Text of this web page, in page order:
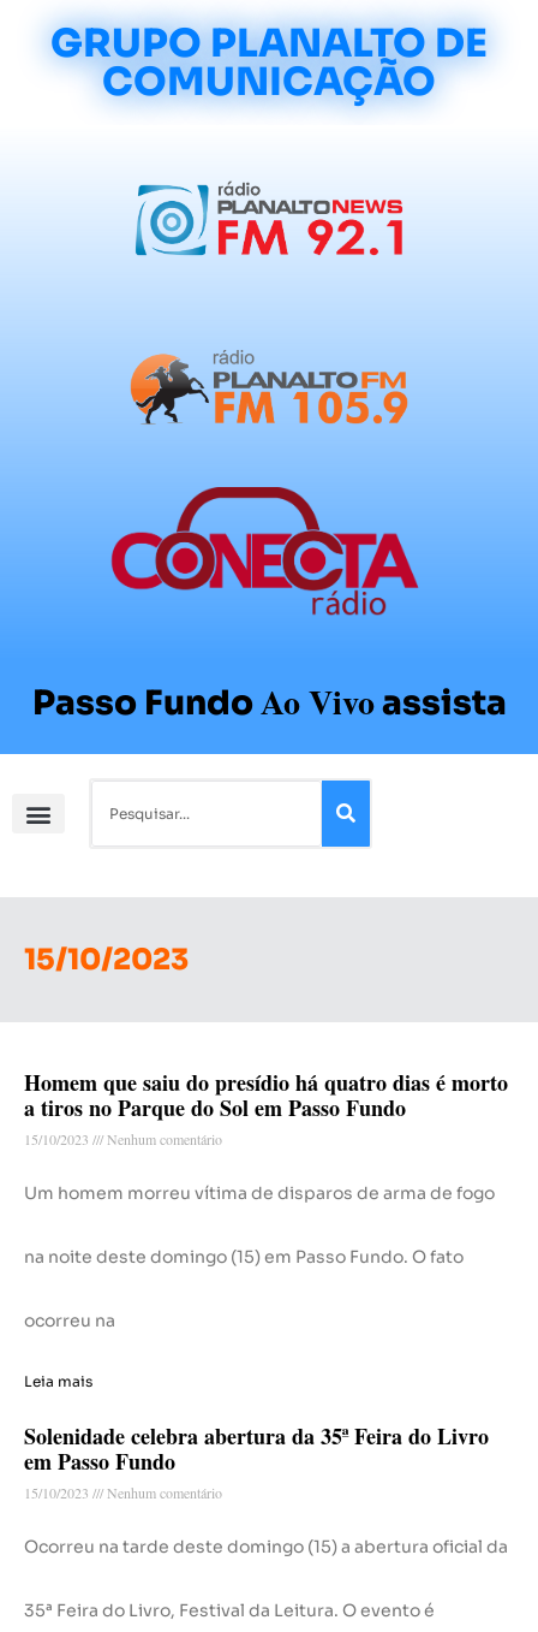
GRUPO PLANALTO DE
COMUNICAÇÃO
Passo FundoAo Vivoassista
15/10/2023
Homem que saiu do presídio há quatro dias é morto
a tiros no Parque do Sol em Passo Fundo
15/10/2023 Nenhum comentário
Um homem morreu vítima de disparos de arma de fogo
na noite deste domingo (15) em Passo Fundo. O fato
ocorreu na
Leia mais
Solenidade celebra abertura da 35ª Feira do Livro
em Passo Fundo
15/10/2023 Nenhum comentário
Ocorreu na tarde deste domingo (15) a abertura oficial da
35ª Feira do Livro, Festival da Leitura. O evento é